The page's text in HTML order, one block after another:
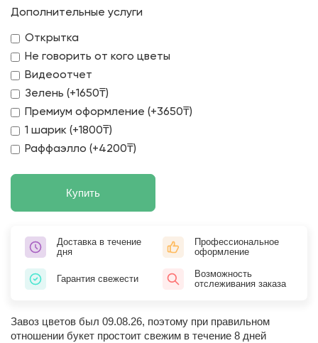
Дополнительные услуги
Открытка
Не говорить от кого цветы
Видеоотчет
Зелень (+1650₸)
Премиум оформление (+3650₸)
1 шарик (+1800₸)
Раффаэлло (+4200₸)
Купить
Доставка в течение
дня
Профессиональное
оформление
Гарантия свежести
Возможность
отслеживания заказа
Завоз цветов был 09.08.26, поэтому при правильном
отношении букет простоит свежим в течение 8 дней